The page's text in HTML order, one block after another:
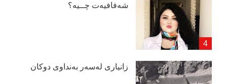
شەفافیەت چــیە؟
زانیاری لەسەر بەنداوی دوكان